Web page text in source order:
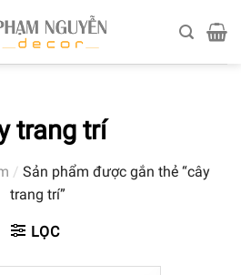
trang trí
/ Sản phẩm được gắn thẻ “cây
trang trí”
LỌC